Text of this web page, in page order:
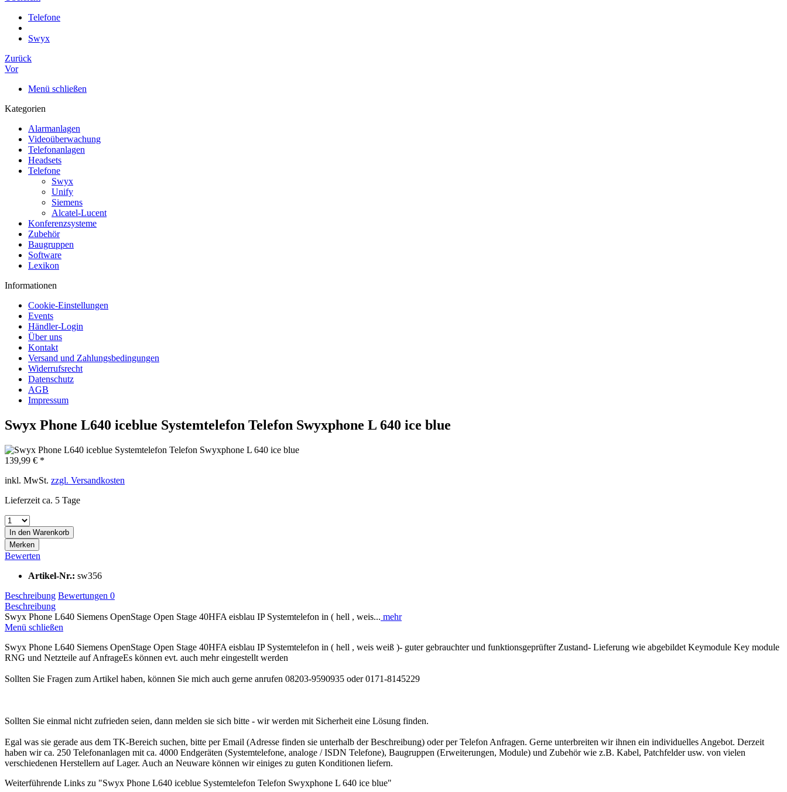
Telefone
Swyx
Zurück
Vor
Menü schließen
Kategorien
Alarmanlagen
Videoüberwachung
Telefonanlagen
Headsets
Telefone
Swyx
Unify
Siemens
Alcatel-Lucent
Konferenzsysteme
Zubehör
Baugruppen
Software
Lexikon
Informationen
Cookie-Einstellungen
Events
Händler-Login
Über uns
Kontakt
Versand und Zahlungsbedingungen
Widerrufsrecht
Datenschutz
AGB
Impressum
Swyx Phone L640 iceblue Systemtelefon Telefon Swyxphone L 640 ice blue
139,99 € *
inkl. MwSt. zzgl. Versandkosten
Lieferzeit ca. 5 Tage
In den Warenkorb
Merken
Bewerten
Artikel-Nr.: sw356
Beschreibung Bewertungen 0
Beschreibung
Swyx Phone L640 Siemens OpenStage Open Stage 40HFA eisblau IP Systemtelefon in ( hell , weis... mehr
Menü schließen
Swyx Phone L640 Siemens OpenStage Open Stage 40HFA eisblau IP Systemtelefon in ( hell , weis weiß )- guter gebrauchter und funktionsgeprüfter Zustand- Lieferung wie abgebildet Keymodule Key module
RNG und Netzteile auf AnfrageEs können evt. auch mehr eingestellt werden
Sollten Sie Fragen zum Artikel haben, können Sie mich auch gerne anrufen 08203-9590935 oder 0171-8145229
Sollten Sie einmal nicht zufrieden seien, dann melden sie sich bitte - wir werden mit Sicherheit eine Lösung finden.
Egal was sie gerade aus dem TK-Bereich suchen, bitte per Email (Adresse finden sie unterhalb der Beschreibung) oder per Telefon Anfragen. Gerne unterbreiten wir ihnen ein individuelles Angebot. Derzeit
haben wir ca. 250 Telefonanlagen mit ca. 4000 Endgeräten (Systemtelefone, analoge / ISDN Telefone), Baugruppen (Erweiterungen, Module) und Zubehör wie z.B. Kabel, Patchfelder usw. von vielen
verschiedenen Herstellern auf Lager. Auch an Neuware können wir einiges zu guten Konditionen liefern.
Weiterführende Links zu "Swyx Phone L640 iceblue Systemtelefon Telefon Swyxphone L 640 ice blue"